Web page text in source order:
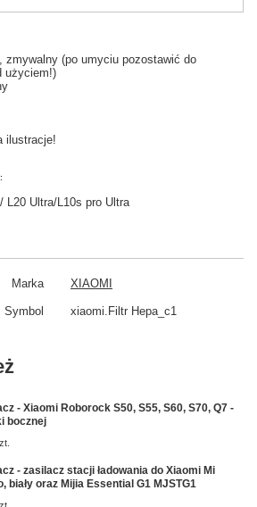
zmywalny (po umyciu pozostawić do
użyciem!)
ilustracje!
L20 Ultra/L10s pro Ultra
Marka XIAOMI
Symbol xiaomi.Filtr Hepa_c1
- Xiaomi Roborock S50, S55, S60, S70, Q7 -
bocznej
- zasilacz stacji ładowania do Xiaomi Mi
biały oraz Mijia Essential G1 MJSTG1